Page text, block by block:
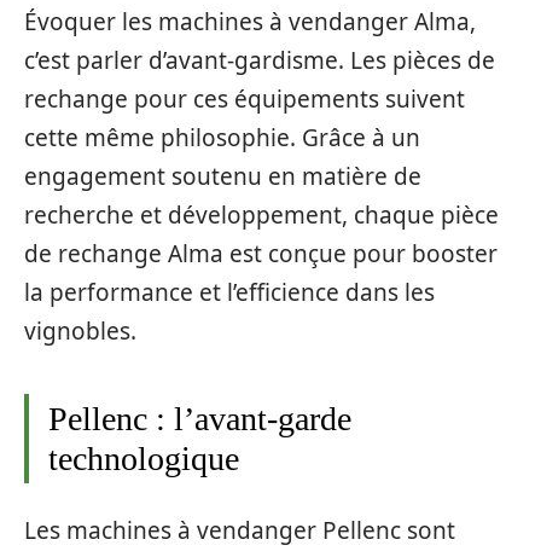
Évoquer les machines à vendanger Alma,
c’est parler d’avant-gardisme. Les pièces de
rechange pour ces équipements suivent
cette même philosophie. Grâce à un
engagement soutenu en matière de
recherche et développement, chaque pièce
de rechange Alma est conçue pour booster
la performance et l’efficience dans les
vignobles.
Pellenc : l’avant-garde
technologique
Les machines à vendanger Pellenc sont